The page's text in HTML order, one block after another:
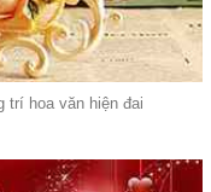
trí hoa văn hiện đai